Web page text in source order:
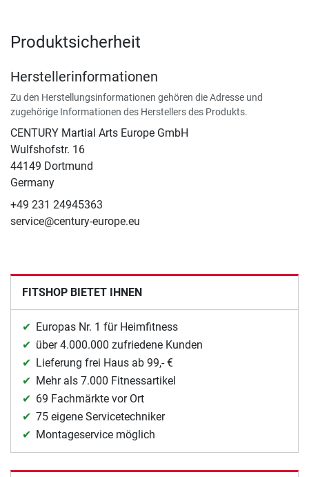
Produktsicherheit
Herstellerinformationen
Zu den Herstellungsinformationen gehören die Adresse und
zugehörige Informationen des Herstellers des Produkts.
CENTURY Martial Arts Europe GmbH
Wulfshofstr. 16
44149 Dortmund
Germany
+49 231 24945363
service@century-europe.eu
FITSHOP BIETET IHNEN
Europas Nr. 1 für Heimfitness
über 4.000.000 zufriedene Kunden
Lieferung frei Haus ab 99,- €
Mehr als 7.000 Fitnessartikel
69 Fachmärkte vor Ort
75 eigene Servicetechniker
Montageservice möglich